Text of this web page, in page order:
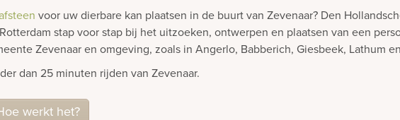
voor uw dierbare kan plaatsen in de buurt van Zevenaar? Den
stap voor stap bij het uitzoeken, ontwerpen en plaatsen van een
Zevenaar en omgeving, zoals in Angerlo, Babberich, Giesbeek, Lathum
dan 25 minuten rijden van Zevenaar.
werkt het?